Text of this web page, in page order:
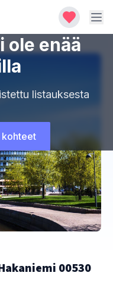
ole enää
listauksesta
kohteet
00530